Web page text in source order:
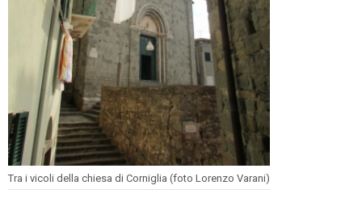
Tra i vicoli della chiesa di Corniglia (foto Lorenzo Varani)